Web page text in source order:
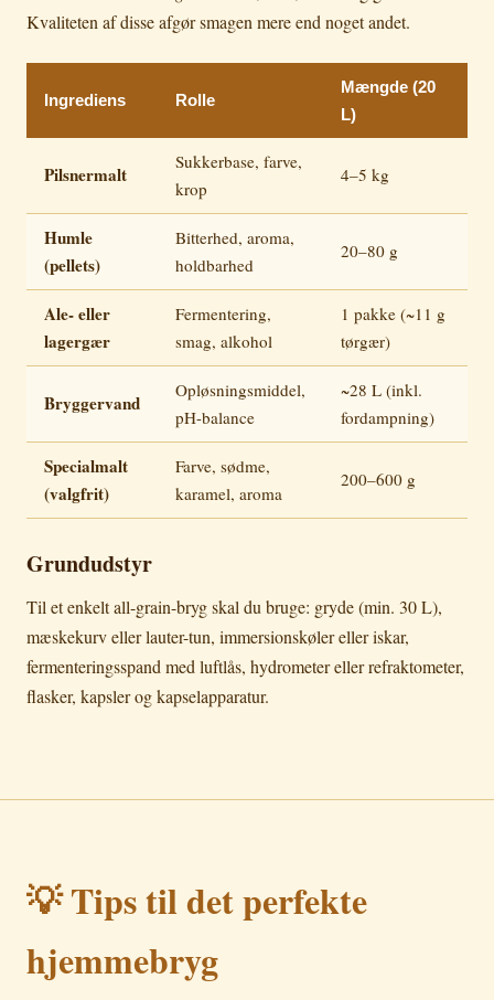
Kvaliteten af disse afgør smagen mere end noget andet.
Ingrediens Rolle
Mængde (20
L)
Pilsnermalt
Sukkerbase, farve,
krop
4–5 kg
Humle
(pellets)
Bitterhed, aroma,
holdbarhed
20–80 g
Ale- eller
lagergær
Fermentering,
smag, alkohol
1 pakke (~11 g
tørgær)
Bryggervand
Opløsningsmiddel,
pH-balance
~28 L (inkl.
fordampning)
Specialmalt
(valgfrit)
Farve, sødme,
karamel, aroma
200–600 g
Grundudstyr
Til et enkelt all-grain-bryg skal du bruge: gryde (min. 30 L),
mæskekurv eller lauter-tun, immersionskøler eller iskar,
fermenteringsspand med luftlås, hydrometer eller refraktometer,
flasker, kapsler og kapselapparatur.
💡 Tips til det perfekte
hjemmebryg